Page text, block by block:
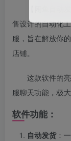
闲鱼自动
售设计的自动化
服，旨在解放你
店铺。
这款软件的
服聊天功能，极
软件功能：
自动发货 ：